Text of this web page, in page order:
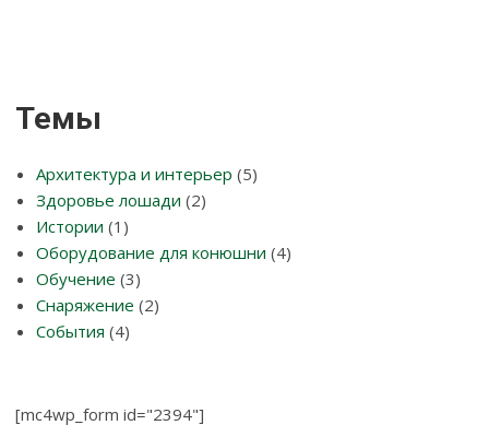
Темы
Архитектура и интерьер (5)
Здоровье лошади (2)
Истории (1)
Оборудование для конюшни (4)
Обучение (3)
Снаряжение (2)
События (4)
[mc4wp_form id="2394"]